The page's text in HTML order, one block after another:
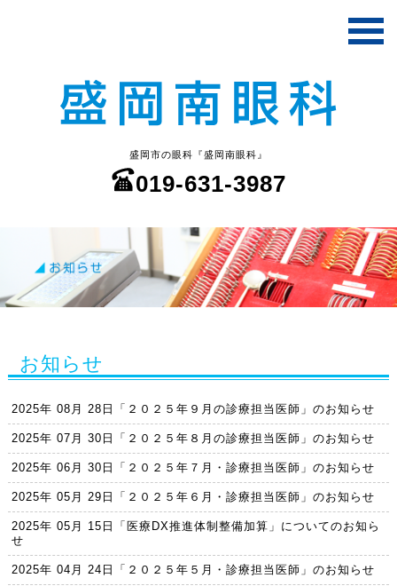
盛岡市の眼科『盛岡南眼科』
019-631-3987
お知らせ
2025年 08月 28日 「２０２５年９月の診療担当医師」のお知らせ
2025年 07月 30日 「２０２５年８月の診療担当医師」のお知らせ
2025年 06月 30日 「２０２５年７月・診療担当医師」のお知らせ
2025年 05月 29日 「２０２５年６月・診療担当医師」のお知らせ
2025年 05月 15日
「医療DX推進体制整備加算」についてのお知ら
せ
2025年 04月 24日 「２０２５年５月・診療担当医師」のお知らせ